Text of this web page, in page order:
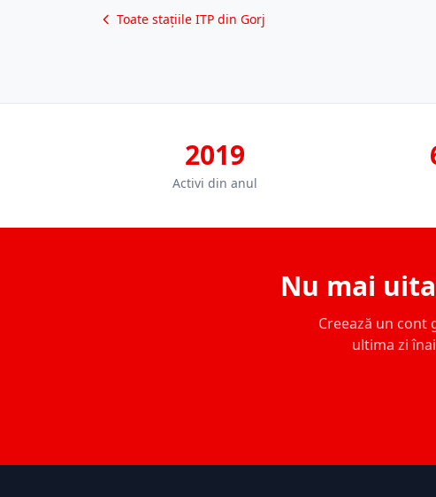
Toate stațiile ITP din Gorj
2019
Activi din anul
Nu mai
Creează un cont
ultima zi